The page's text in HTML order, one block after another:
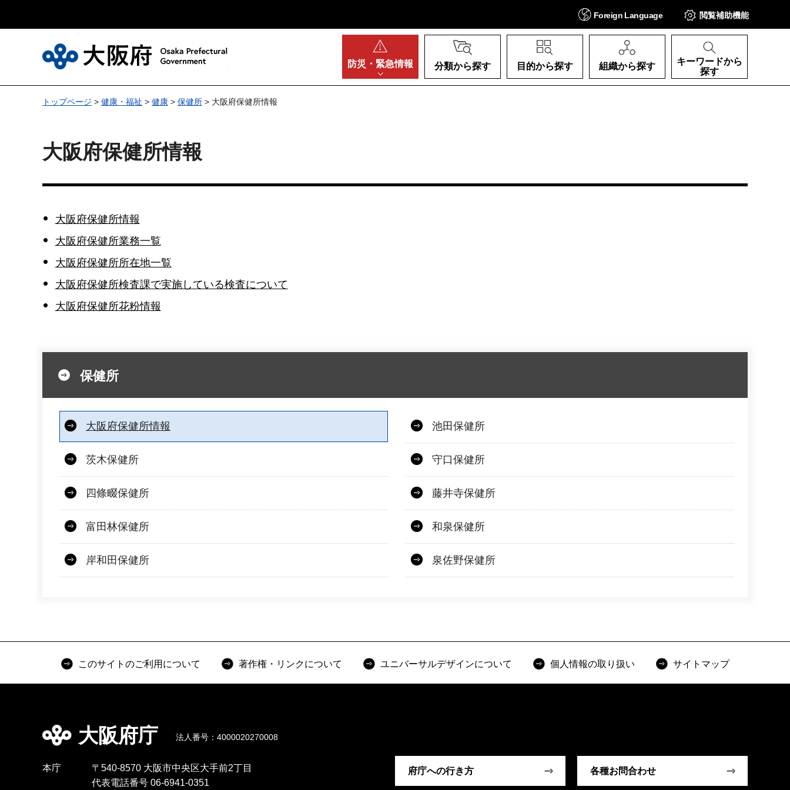
Foreign Language 閲覧補助機能
防災・ 緊急情報 分類から探す 目的から探す 組織から探す
キーワードから
探す
トップページ > 健康・福祉 > 健康 > 保健所 > 大阪府保健所情報
大阪府保健所情報
大阪府保健所情報
大阪府保健所業務一覧
大阪府保健所所在地一覧
大阪府保健所検査課で実施している検査について
大阪府保健所花粉情報
保健所
大阪府保健所情報 池田保健所
茨木保健所 守口保健所
四條畷保健所 藤井寺保健所
富田林保健所 和泉保健所
岸和田保健所 泉佐野保健所
このサイトのご利用について 著作権・リンクについて ユニバーサルデザインについて 個人情報の取り扱い サイトマップ
大阪府庁 法人番号：4000020270008
本庁
〒540-8570 大阪市中央区大手前2丁目
代表電話番号 06-6941-0351
府庁への行き方 各種お問合わせ